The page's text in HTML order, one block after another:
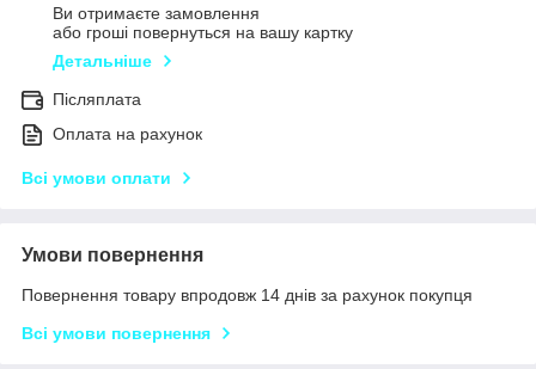
Ви отримаєте замовлення
або гроші повернуться на вашу картку
Детальніше
Післяплата
Оплата на рахунок
Всі умови оплати
Умови повернення
Повернення товару впродовж 14 днів за рахунок покупця
Всі умови повернення